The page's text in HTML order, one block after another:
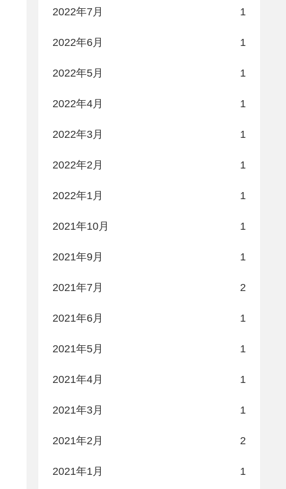
2022年7月 1
2022年6月 1
2022年5月 1
2022年4月 1
2022年3月 1
2022年2月 1
2022年1月 1
2021年10月 1
2021年9月 1
2021年7月 2
2021年6月 1
2021年5月 1
2021年4月 1
2021年3月 1
2021年2月 2
2021年1月 1